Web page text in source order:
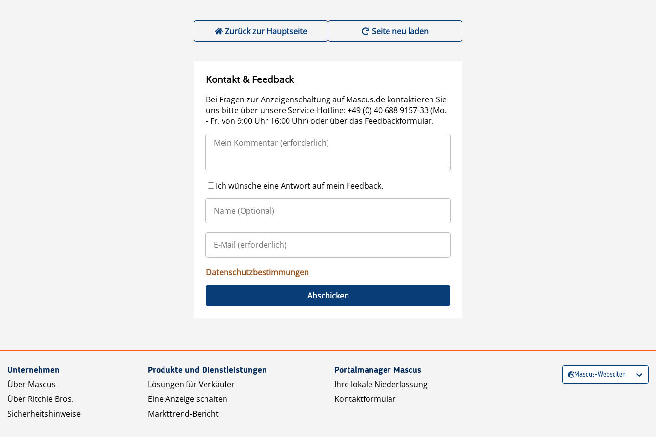
Zurück zur Hauptseite Seite neu laden
Kontakt & Feedback
Bei Fragen zur Anzeigenschaltung auf Mascus.de kontaktieren Sie
uns bitte über unsere Service-Hotline: +49 (0) 40 688 9157-33 (Mo.
- Fr. von 9:00 Uhr 16:00 Uhr) oder über das Feedbackformular.
Ich wünsche eine Antwort auf mein Feedback.
Datenschutzbestimmungen
Abschicken
Unternehmen
Über Mascus
Über Ritchie Bros.
Sicherheitshinweise
Produkte und Dienstleistungen
Lösungen für Verkäufer
Eine Anzeige schalten
Markttrend-Bericht
Portalmanager Mascus
Ihre lokale Niederlassung
Kontaktformular
Mascus-Webseiten